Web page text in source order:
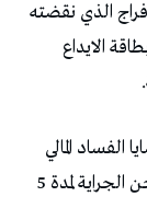
الذي نقضته
الايداع
الفساد المالي
بمحكمة الاستئناف بتونس كانت قد قضت بسجن الجراية لمدة 5